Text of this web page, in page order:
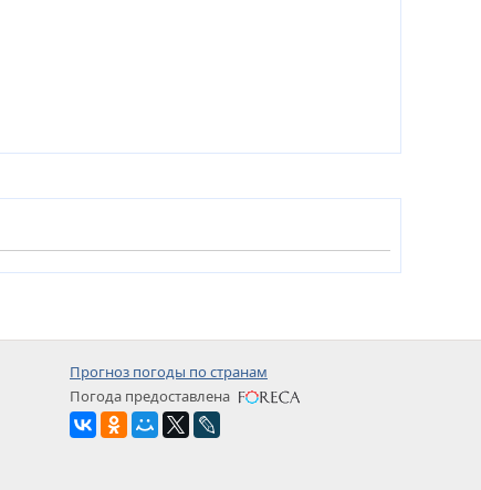
Прогноз погоды по странам
Погода предоставлена